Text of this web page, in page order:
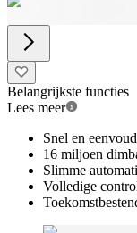
Belangrijkste functies
Lees meer
Snel en
16 miljoen
Slimme
Volledige